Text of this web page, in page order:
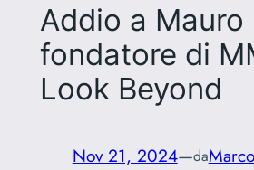
Addio a Mauro
fondatore di
Look Beyond
Nov 21, 2024—da